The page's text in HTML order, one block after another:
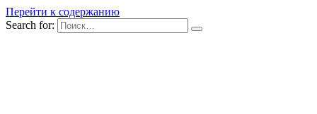
Перейти к содержанию
Search for: